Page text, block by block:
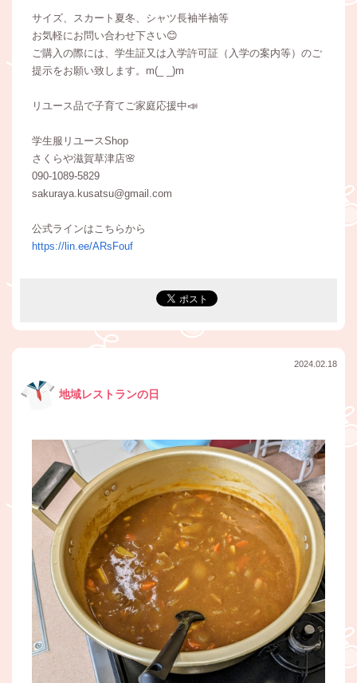
サイズ、スカート夏冬、シャツ長袖半袖等
お気軽にお問い合わせ下さい😊
ご購入の際には、学生証又は入学許可証（入学の案内等）のご
提示をお願い致します。m(_ _)m
リユース品で子育てご家庭応援中📣
学生服リユースShop
さくらや滋賀草津店🌸
090-1089-5829
sakuraya.kusatsu@gmail.com
公式ラインはこちらから
https://lin.ee/ARsFouf
2024.02.18
地域レストランの日